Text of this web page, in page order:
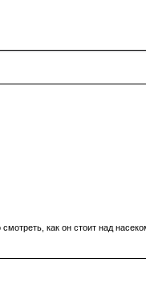
как он стоит над